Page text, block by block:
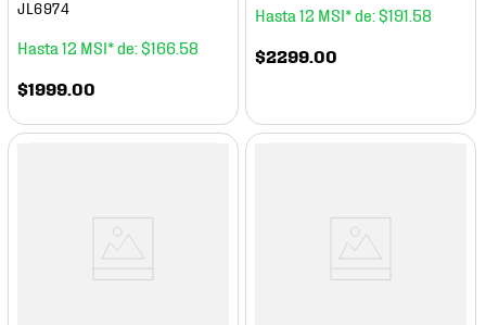
JL6974
12 $166 58
$1999.00
12 $191 58
$2299.00